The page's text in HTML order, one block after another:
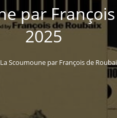
par
2025
Scoumoune par François de